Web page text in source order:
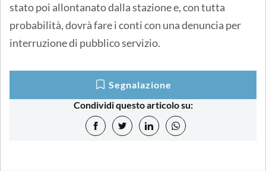
stato poi allontanato dalla stazione e, con tutta
probabilità, dovrà fare i conti con una denuncia per
interruzione di pubblico servizio.
Segnalazione
Condividi questo articolo su: